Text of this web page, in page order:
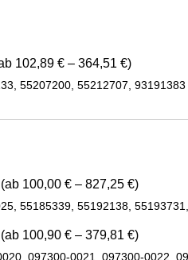
102,89 € – 364,51 €)
55207200, 55212707, 93191383
(ab 100,00 € – 827,25 €)
55185339, 55192138,
(ab 100,90 € – 379,81 €)
097300-0021, 097300-0022,